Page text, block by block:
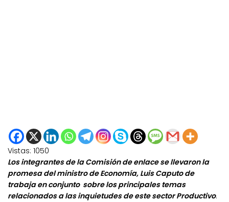
Vistas: 1050
Los integrantes de la Comisión de enlace se llevaron la
promesa del ministro de Economía, Luis Caputo de
trabaja en conjunto sobre los principales temas
relacionados a las inquietudes de este sector Productivo.